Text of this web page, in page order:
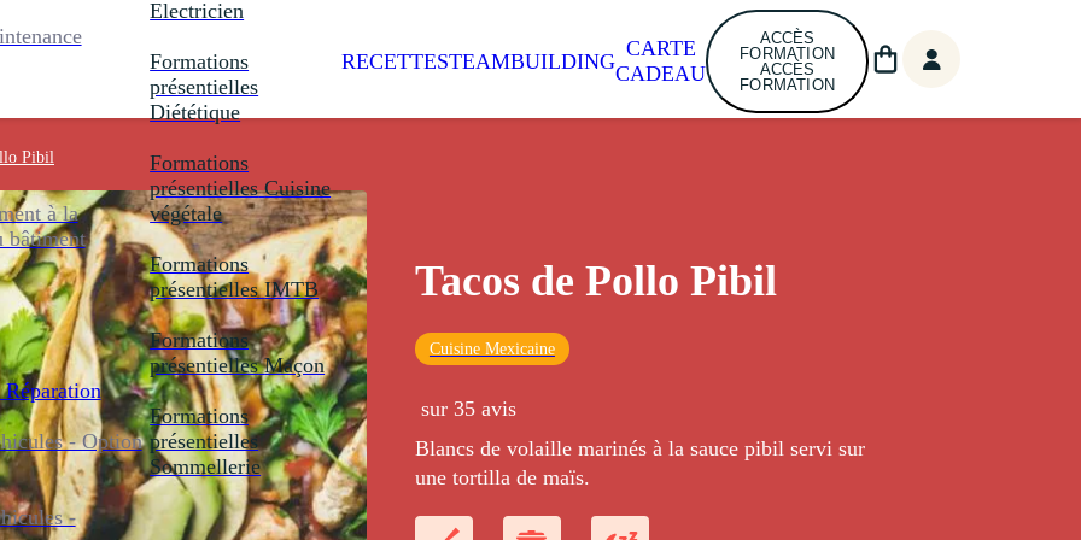
à la
bâtiment
- Option
-
Electricien
Formations
présentielles
Diététique
Formations
présentielles Cuisine
végétale
Formations
présentielles IMTB
Formations
présentielles Maçon
Formations
présentielles
Sommellerie
RECETTESTEAMBUILDING
CARTE
CADEAU
ACCÈS
FORMATION
ACCÈS
FORMATION
Pibil
Tacos de Pollo Pibil
Cuisine Mexicaine
sur 35 avis
Blancs de volaille marinés à la sauce pibil servi sur
une tortilla de maïs.